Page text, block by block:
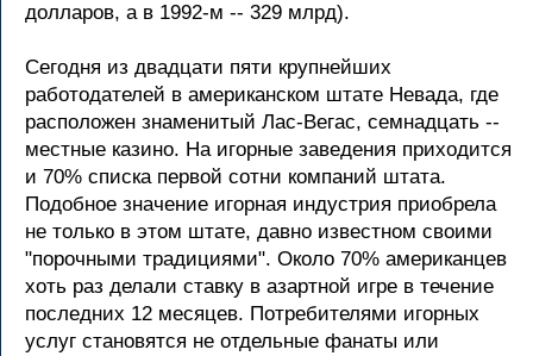
долларов, а в 1992-м -- 329 млрд).
Сегодня из двадцати пяти крупнейших
работодателей в американском штате Невада, где
расположен знаменитый Лас-Вегас, семнадцать --
местные казино. На игорные заведения приходится
и 70% списка первой сотни компаний штата.
Подобное значение игорная индустрия приобрела
не только в этом штате, давно известном своими
"порочными традициями". Около 70% американцев
хоть раз делали ставку в азартной игре в течение
последних 12 месяцев. Потребителями игорных
услуг становятся не отдельные фанаты или